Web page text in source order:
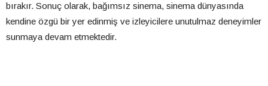
bırakır. Sonuç olarak, bağımsız sinema, sinema dünyasında
kendine özgü bir yer edinmiş ve izleyicilere unutulmaz deneyimler
sunmaya devam etmektedir.